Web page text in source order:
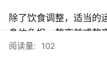
除了饮食调整，适当的
身体负担。熬夜前或熬
的拉伸运动，如瑜伽、
阅读量: 102